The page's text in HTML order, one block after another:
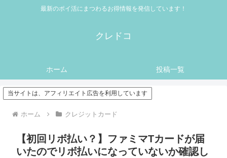
最新のポイ活にまつわるお得情報を発信しています！
クレドコ
ホーム 投稿一覧
当サイトは、アフィリエイト広告を利用しています
ホーム クレジットカード
【初回リボ払い？】ファミマTカードが届
いたのでリボ払いになっていないか確認し